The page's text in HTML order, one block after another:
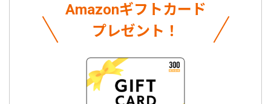
Amazonギフトカード
プレゼント！